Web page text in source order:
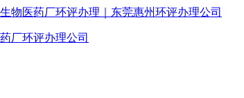
物医药厂环评办理｜东莞惠州环评办理公司
厂环评办理公司